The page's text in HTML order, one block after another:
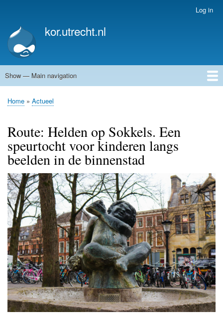
account
menu
Log in
kor.utrecht.nl
Main
Show — Main navigation
Home
Kunstwerken
Actueel
Routes
Breadcrumb
Home Actueel
Route: Helden op Sokkels. Een
speurtocht voor kinderen langs
beelden in de binnenstad